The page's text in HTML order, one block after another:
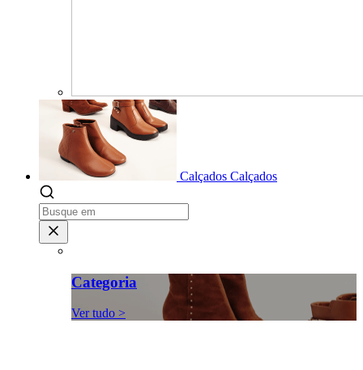
Calçados Calçados
Categoria
Ver tudo >